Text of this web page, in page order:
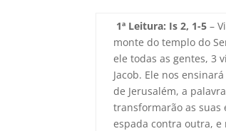
1ª Leitura: Is 2, 1-5 –
monte do templo do
ele todas as gentes, 3
Jacob. Ele nos
de Jerusalém, a
transformarão as suas
espada contra outra, e